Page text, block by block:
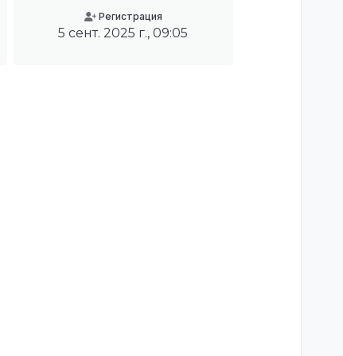
Регистрация
5 сент. 2025 г., 09:05